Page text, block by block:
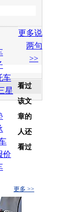
百度i贴吧
车
星
价
更多说
两句
>>
更多 >>
看过
该文
章的
人还
看过